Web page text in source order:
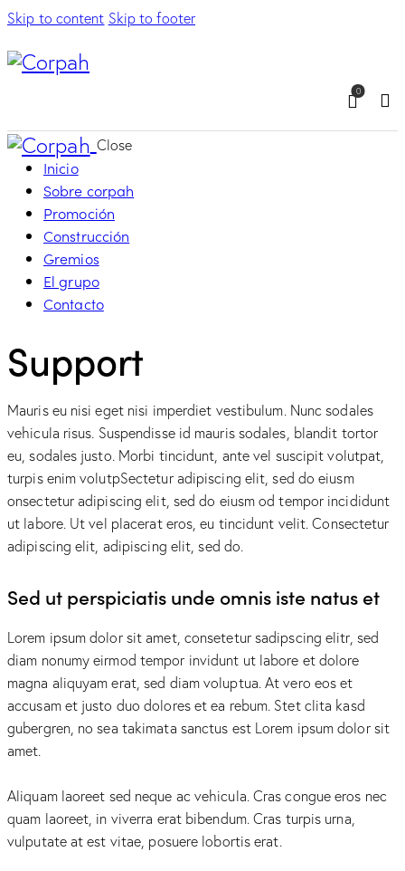
Skip to content Skip to footer
0
Close
Inicio
Sobre corpah
Promoción
Construcción
Gremios
El grupo
Contacto
Support
Mauris eu nisi eget nisi imperdiet vestibulum. Nunc sodales
vehicula risus. Suspendisse id mauris sodales, blandit tortor
eu, sodales justo. Morbi tincidunt, ante vel suscipit volutpat,
turpis enim volutpSectetur adipiscing elit, sed do eiusm
onsectetur adipiscing elit, sed do eiusm od tempor incididunt
ut labore. Ut vel placerat eros, eu tincidunt velit. Consectetur
adipiscing elit, adipiscing elit, sed do.
Sed ut perspiciatis unde omnis iste natus et
Lorem ipsum dolor sit amet, consetetur sadipscing elitr, sed
diam nonumy eirmod tempor invidunt ut labore et dolore
magna aliquyam erat, sed diam voluptua. At vero eos et
accusam et justo duo dolores et ea rebum. Stet clita kasd
gubergren, no sea takimata sanctus est Lorem ipsum dolor sit
amet.
Aliquam laoreet sed neque ac vehicula. Cras congue eros nec
quam laoreet, in viverra erat bibendum. Cras turpis urna,
vulputate at est vitae, posuere lobortis erat.